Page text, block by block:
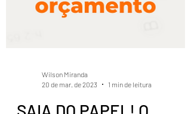
20 de mar. de 2023
1 min de leitura